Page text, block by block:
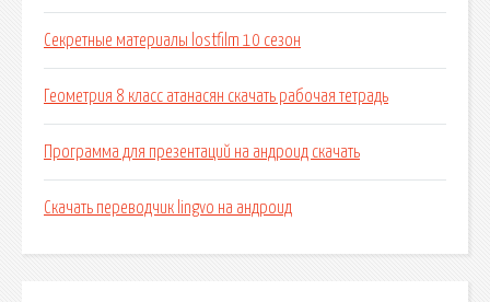
Секретные материалы lostfilm 10 сезон
Геометрия 8 класс атанасян скачать рабочая тетрадь
Программа для презентаций на андроид скачать
Скачать переводчик lingvo на андроид